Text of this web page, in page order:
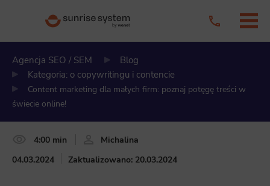
Agencja SEO / SEM
Blog
Kategoria: o copywritingu i contencie
Content marketing dla małych firm: poznaj potęgę treści w
świecie online!
4:00 min
Michalina
04.03.2024
Zaktualizowano: 20.03.2024